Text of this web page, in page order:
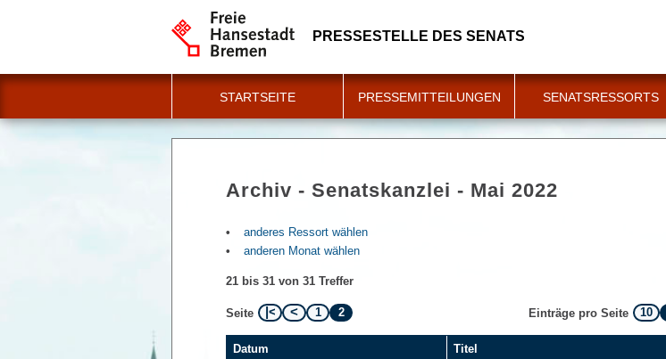
PRESSESTELLE DES SENATS
STARTSEITE PRESSEMITTEILUNGEN SENATSRESSORTS
Archiv - Senatskanzlei - Mai 2022
anderes Ressort wählen
anderen Monat wählen
21 bis 31 von 31 Treffer
Seite 1 2 Einträge pro Seite 10
Datum Titel